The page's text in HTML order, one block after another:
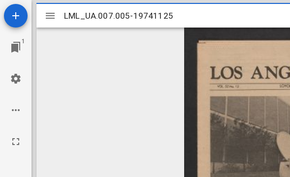
1
Mirador
viewer
LML_UA.007.005-19741125
LML_UA.007.005-19741125